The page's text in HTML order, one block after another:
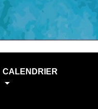
CALENDRIER